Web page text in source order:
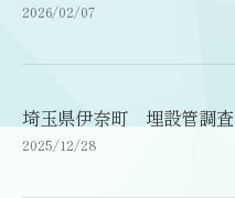
2026/02/07
埼玉県伊奈町 埋設管調査
2025/12/28